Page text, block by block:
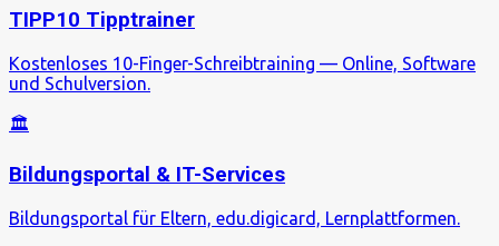
TIPP10 Tipptrainer
Kostenloses 10-Finger-Schreibtraining — Online, Software
und Schulversion.
🏛️
Bildungsportal & IT-Services
Bildungsportal für Eltern, edu.digicard, Lernplattformen.